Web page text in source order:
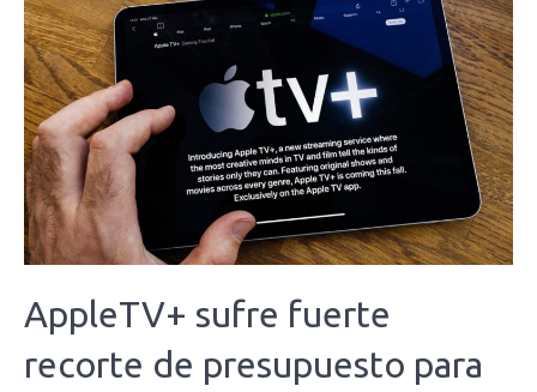
AppleTV+ sufre fuerte
recorte de presupuesto para